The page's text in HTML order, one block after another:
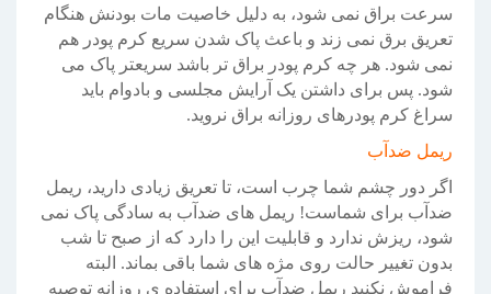
سرعت براق نمی شود، به دلیل خاصیت مات بودنش هنگام
تعریق برق نمی زند و باعث پاک شدن سریع کرم پودر هم
نمی شود. هر چه کرم پودر براق تر باشد سریعتر پاک می
شود. پس برای داشتن یک آرایش مجلسی و بادوام باید
سراغ کرم پودرهای روزانه براق نروید.
ریمل ضدآب
اگر دور چشم شما چرب است، تا تعریق زیادی دارید، ریمل
ضدآب برای شماست! ریمل های ضدآب به سادگی پاک نمی
شود، ریزش ندارد و قابلیت این را دارد که از صبح تا شب
بدون تغییر حالت روی مژه های شما باقی بماند. البته
فراموش نکنید ریمل ضدآب برای استفاده ی روزانه توصیه